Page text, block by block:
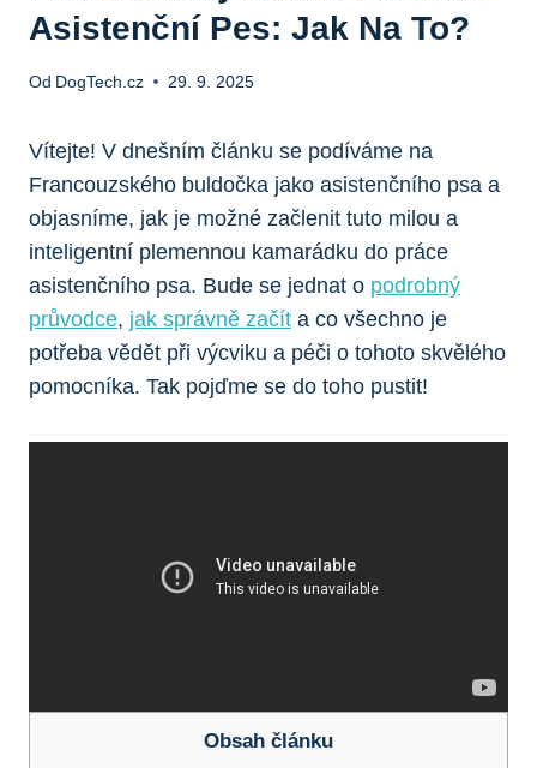
Asistenční Pes: Jak Na To?
Od DogTech.cz 29. 9. 2025
Vítejte! V dnešním článku se podíváme na
Francouzského buldočka jako asistenčního psa a
objasníme, jak je možné začlenit tuto milou a
inteligentní plemennou kamarádku do práce
asistenčního psa. Bude se jednat o podrobný
průvodce, jak správně začít a co všechno je
potřeba vědět při výcviku a péči o tohoto skvělého
pomocníka. Tak pojďme se do toho pustit!
Obsah článku